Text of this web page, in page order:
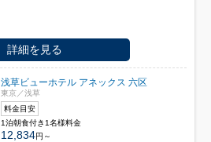
詳細を見る
浅草ビューホテル アネックス 六区
東京／浅草
料金目安
1泊朝食付き1名様料金
12,834円～